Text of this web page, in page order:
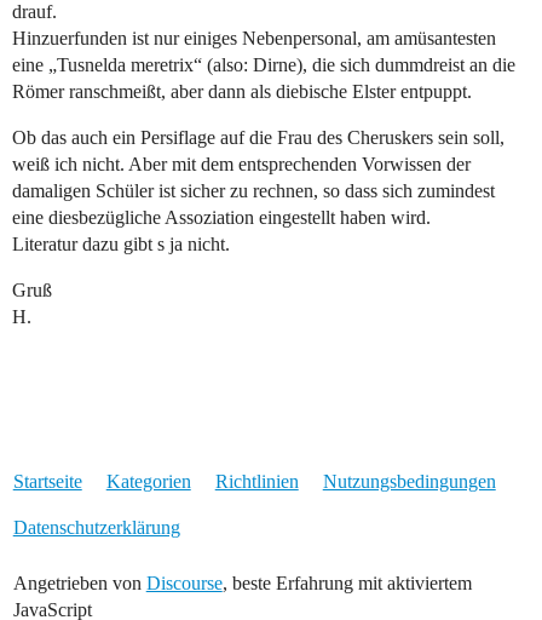
drauf.
Hinzuerfunden ist nur einiges Nebenpersonal, am amüsantesten
eine „Tusnelda meretrix“ (also: Dirne), die sich dummdreist an die
Römer ranschmeißt, aber dann als diebische Elster entpuppt.
Ob das auch ein Persiflage auf die Frau des Cheruskers sein soll,
weiß ich nicht. Aber mit dem entsprechenden Vorwissen der
damaligen Schüler ist sicher zu rechnen, so dass sich zumindest
eine diesbezügliche Assoziation eingestellt haben wird.
Literatur dazu gibt s ja nicht.
Gruß
H.
Startseite Kategorien Richtlinien Nutzungsbedingungen
Datenschutzerklärung
Angetrieben von Discourse, beste Erfahrung mit aktiviertem
JavaScript